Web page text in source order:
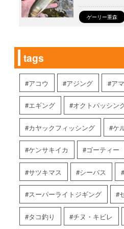
ゲーリー重森
tags
アコウ アジング ア
エギング オクトパッシン
カヤックフィッシング ケ
ケンサキイカ ゴーティー
サツキマス シーバス
スーパーライトジギング
タコ釣り チヌ・キビレ